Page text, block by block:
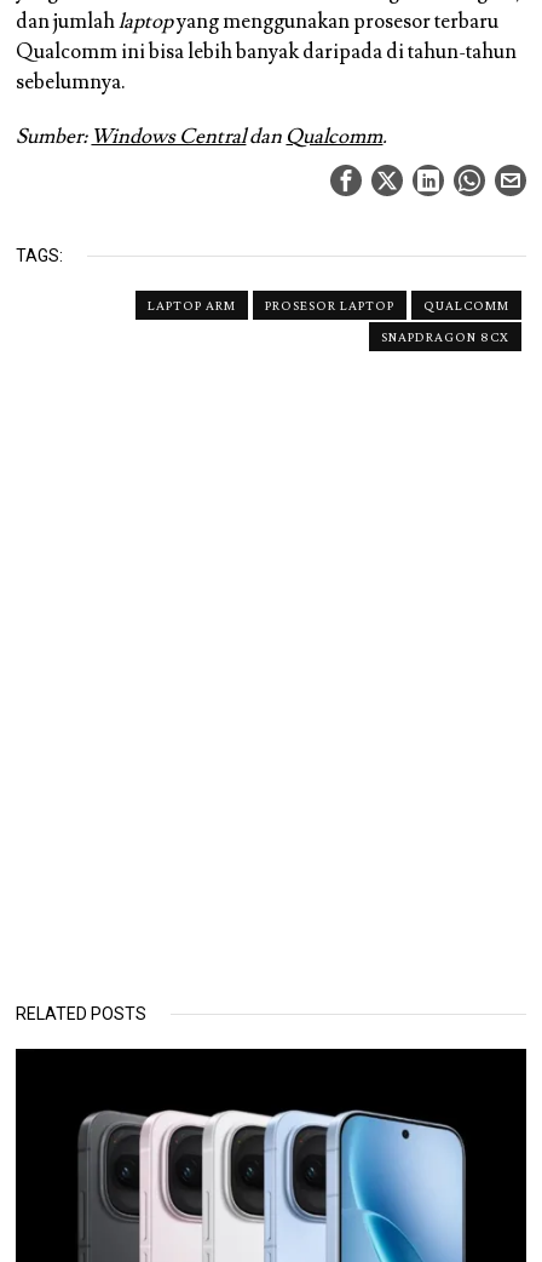
dan jumlahlaptopyang menggunakan prosesor terbaru
Qualcomm ini bisa lebih banyak daripada di tahun-tahun
sebelumnya.
Sumber: Windows Centraldan Qualcomm.
TAGS:
LAPTOP ARM PROSESOR LAPTOP
QUALCOMM
SNAPDRAGON 8CX
RELATED POSTS